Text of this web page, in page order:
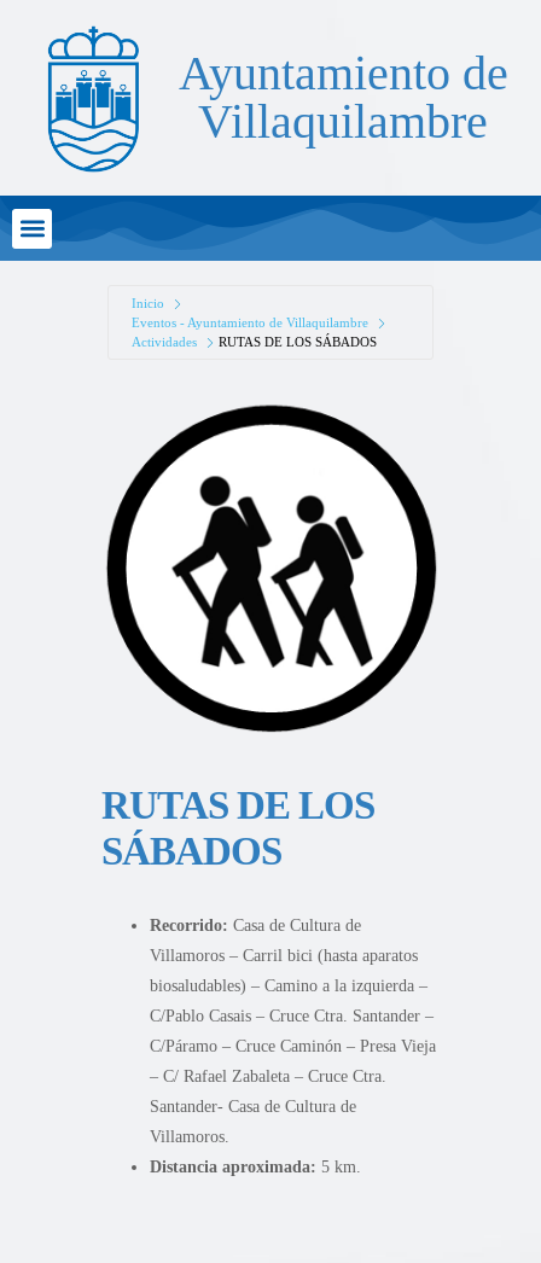
Ayuntamiento de
Villaquilambre
Inicio
Eventos - Ayuntamiento de Villaquilambre
Actividades
RUTAS DE LOS SÁBADOS
RUTAS DE LOS
SÁBADOS
Recorrido: Casa de Cultura de
Villamoros – Carril bici (hasta aparatos
biosaludables) – Camino a la izquierda –
C/Pablo Casais – Cruce Ctra. Santander –
C/Páramo – Cruce Caminón – Presa Vieja
– C/ Rafael Zabaleta – Cruce Ctra.
Santander- Casa de Cultura de
Villamoros.
Distancia aproximada: 5 km.